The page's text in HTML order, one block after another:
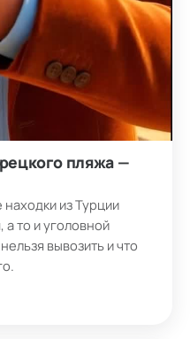
пляжа —
из Турции
то и уголовной
вывозить и что